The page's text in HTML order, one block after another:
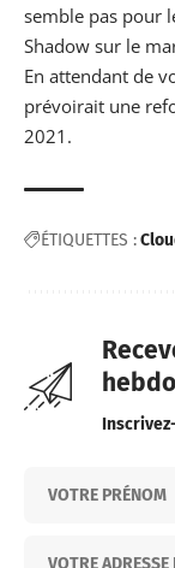
semble pas pour
Shadow sur le
En attendant de
prévoirait une
2021 .
ÉTIQUETTES :